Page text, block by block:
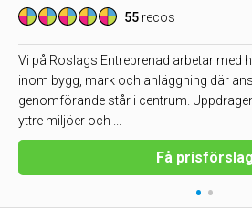
55 recos
Vi på Roslags Entreprenad arbetar med
inom bygg, mark och anläggning där
genomförande står i centrum.
yttre miljöer och ...
Få prisförslag
• •